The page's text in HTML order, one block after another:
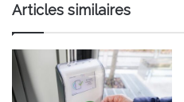
Garonne
Articles similaires